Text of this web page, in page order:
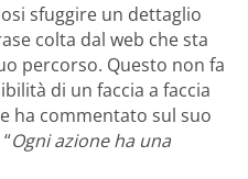
sfuggire un dettaglio
colta dal web che sta
percorso. Questo non fa
di un faccia a faccia
ha commentato sul suo
Ogni azione ha una